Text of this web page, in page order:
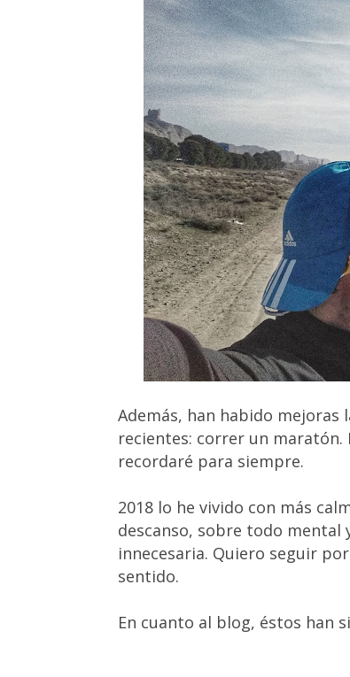
Además, han habido
recientes: correr un maratón.
recordaré para siempre.
2018 lo he vivido con más
descanso, sobre todo
innecesaria. Quiero seguir
sentido.
En cuanto al blog, éstos han